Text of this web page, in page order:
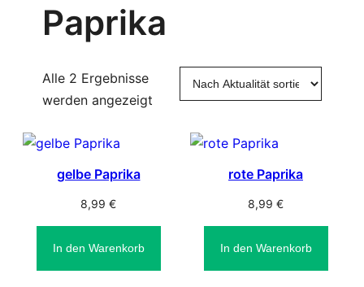
Paprika
Alle 2 Ergebnisse
werden angezeigt Nach
sortiert
gelbe Paprika
8,99 €
In den Warenkorb
rote Paprika
8,99 €
In den Warenkorb